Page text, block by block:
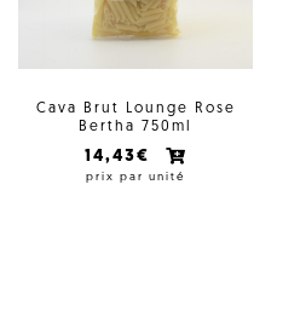
Cava Brut Lounge Rose
Bertha 750ml
14,43€
prix par unité